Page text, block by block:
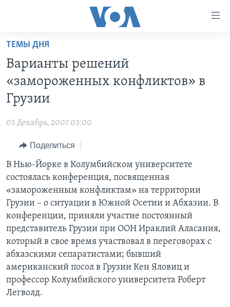
Перейти
основной
контент
Перейти
основной
навигации
Перейти
поиск
ПРОГРАММЫ
ИТОГИ
ПОЧЕМУ ЭТО ВАЖНО?
ДИСКУССИЯ VOA
НЬЮ-ЙОРК NEW YORK
АМЕРИКА. БОЛЬШОЕ ПУТЕШЕСТВИЕ
ПРОЕКТЫ
НАША АМЕРИКАНСКАЯ ИСТОРИЯ
А КАК В АМЕРИКЕ?
АРТЕФАКТЫ
АМЕРИКАНСКИЕ ГОРОДКИ
ТЕСТЫ
ИНТЕРВЬЮ
ФАКТЫ ПРОТИВ ФЕЙКОВ
ЗА СВОБОДУ ПРЕССЫ
УЧИМ АНГЛИЙСКИЙ
ВИДЕО
ПОДПИСКА НА НОВОСТИ
Learning English
СОЦИАЛЬНЫЕ СЕТИ
ТЕМЫ ДНЯ
Варианты решений
«замороженных конфликтов» в
Грузии
05 Декабрь, 2007 03:00
Поделиться
В Нью-Йорке в Колумбийском университете
состоялась конференция, посвященная
«замороженным конфликтам» на территории
Грузии – о ситуации в Южной Осетии и Абхазии. В
конференции, приняли участие постоянный
представитель Грузии при ООН Ираклий Аласания,
который в свое время участвовал в переговорах с
абхазскими сепаратистами; бывший
американский посол в Грузии Кен Яловиц и
профессор Колумбийского университета Роберт
Легволд.